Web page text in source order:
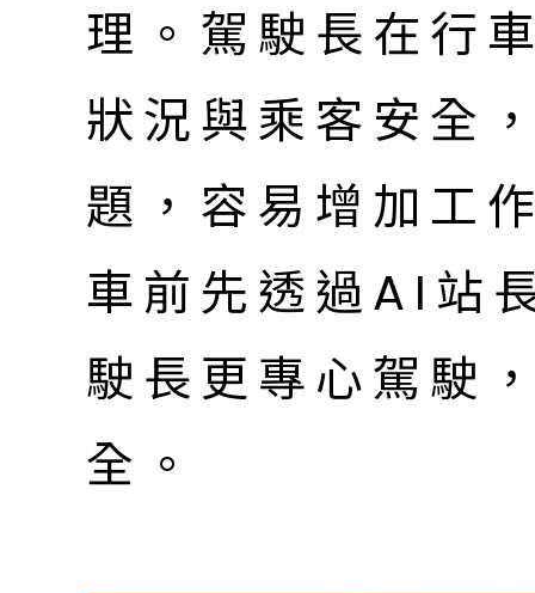
理。駕駛長在行
狀況與乘客安全
題，容易增加工
車前先透過AI站
駛長更專心駕駛
全。